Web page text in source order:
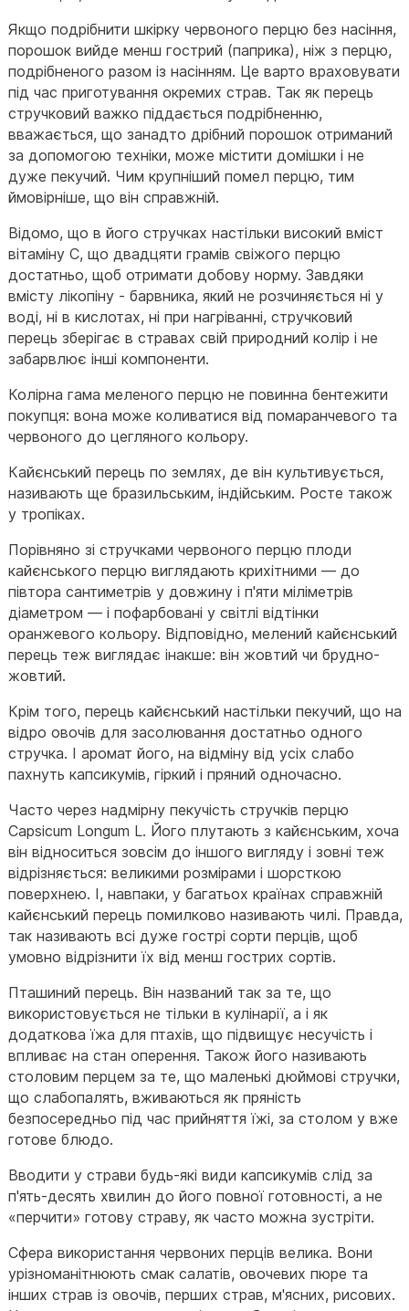
Якщо подрібнити шкірку червоного перцю без насіння,
порошок вийде менш гострий (паприка), ніж з перцю,
подрібненого разом із насінням. Це варто враховувати
під час приготування окремих страв. Так як перець
стручковий важко піддається подрібненню,
вважається, що занадто дрібний порошок отриманий
за допомогою техніки, може містити домішки і не
дуже пекучий. Чим крупніший помел перцю, тим
ймовірніше, що він справжній.
Відомо, що в його стручках настільки високий вміст
вітаміну С, що двадцяти грамів свіжого перцю
достатньо, щоб отримати добову норму. Завдяки
вмісту лікопіну - барвника, який не розчиняється ні у
воді, ні в кислотах, ні при нагріванні, стручковий
перець зберігає в стравах свій природний колір і не
забарвлює інші компоненти.
Колірна гама меленого перцю не повинна бентежити
покупця: вона може коливатися від помаранчевого та
червоного до цегляного кольору.
Кайєнський перець по землях, де він культивується,
називають ще бразильським, індійським. Росте також
у тропіках.
Порівняно зі стручками червоного перцю плоди
кайєнського перцю виглядають крихітними — до
півтора сантиметрів у довжину і п'яти міліметрів
діаметром — і пофарбовані у світлі відтінки
оранжевого кольору. Відповідно, мелений кайєнський
перець теж виглядає інакше: він жовтий чи брудно-
жовтий.
Крім того, перець кайєнський настільки пекучий, що на
відро овочів для засолювання достатньо одного
стручка. І аромат його, на відміну від усіх слабо
пахнуть капсикумів, гіркий і пряний одночасно.
Часто через надмірну пекучість стручків перцю
Capsicum Longum L. Його плутають з кайєнським, хоча
він відноситься зовсім до іншого вигляду і зовні теж
відрізняється: великими розмірами і шорсткою
поверхнею. І, навпаки, у багатьох країнах справжній
кайєнський перець помилково називають чилі. Правда,
так називають всі дуже гострі сорти перців, щоб
умовно відрізнити їх від менш гострих сортів.
Пташиний перець. Він названий так за те, що
використовується не тільки в кулінарії, а і як
додаткова їжа для птахів, що підвищує несучість і
впливає на стан оперення. Також його називають
столовим перцем за те, що маленькі дюймові стручки,
що слабопалять, вживаються як пряність
безпосередньо під час прийняття їжі, за столом у вже
готове блюдо.
Вводити у страви будь-які види капсикумів слід за
п'ять-десять хвилин до його повної готовності, а не
«перчити» готову страву, як часто можна зустріти.
Сфера використання червоних перців велика. Вони
урізноманітнюють смак салатів, овочевих пюре та
інших страв із овочів, перших страв, м'ясних, рисових.